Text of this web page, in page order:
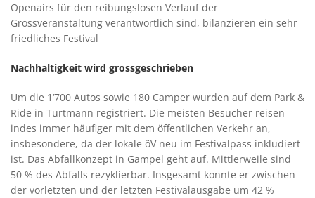
Openairs für den reibungslosen Verlauf der
Grossveranstaltung verantwortlich sind, bilanzieren ein sehr
friedliches Festival
Nachhaltigkeit wird grossgeschrieben
Um die 1‘700 Autos sowie 180 Camper wurden auf dem Park &
Ride in Turtmann registriert. Die meisten Besucher reisen
indes immer häufiger mit dem öffentlichen Verkehr an,
insbesondere, da der lokale öV neu im Festivalpass inkludiert
ist. Das Abfallkonzept in Gampel geht auf. Mittlerweile sind
50 % des Abfalls rezyklierbar. Insgesamt konnte er zwischen
der vorletzten und der letzten Festivalausgabe um 42 %